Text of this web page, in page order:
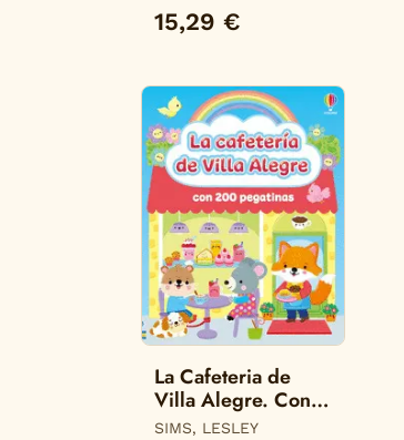
15,29 €
La Cafeteria de
Villa Alegre. Con
200 Pegatinas
SIMS, LESLEY